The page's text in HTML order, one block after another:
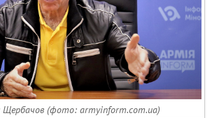
(фото: armyinform.com.ua)